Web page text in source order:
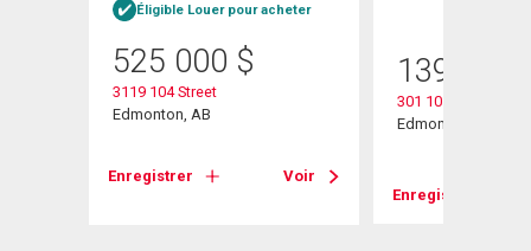
Éligible Louer pour acheter
525 000 $
3119 104 Street
Edmonton, AB
Enregistrer Voir
139 999
301 10528 29
Edmonton, AB
Enregistrer